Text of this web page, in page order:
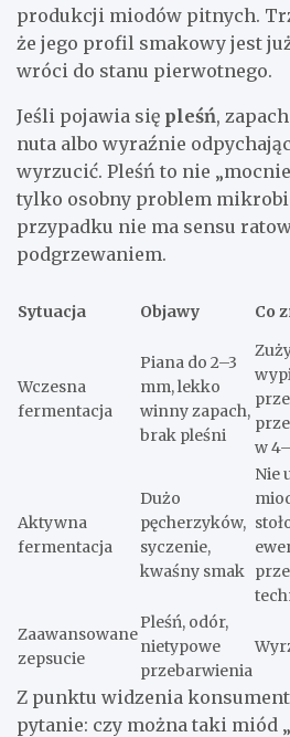
produkcji miodów pitnych.
że jego profil smakowy jest
wróci do stanu pierwotnego.
Jeśli pojawia się pleśń,
nuta albo wyraźnie
wyrzucić. Pleśń to nie
tylko osobny problem
przypadku nie ma sensu
podgrzewaniem.
Sytuacja Objawy Co
Wczesna
fermentacja
Piana do 2–3
mm, lekko
winny zapach,
brak pleśni
w
Aktywna
fermentacja
Dużo
pęcherzyków,
syczenie,
kwaśny smak
Nie
Zaawansowane
zepsucie
Pleśń, odór,
nietypowe
przebarwienia
Z punktu widzenia
pytanie: czy można taki miód